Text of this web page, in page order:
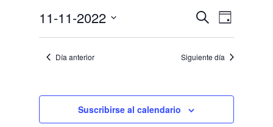
noviembre
2022
Navegación
de
búsqueda
y
vistas
Buscar
de
vistas
Evento
Día
11-11-2022
fecha.Día anterior Siguiente día
Suscribirse al calendario